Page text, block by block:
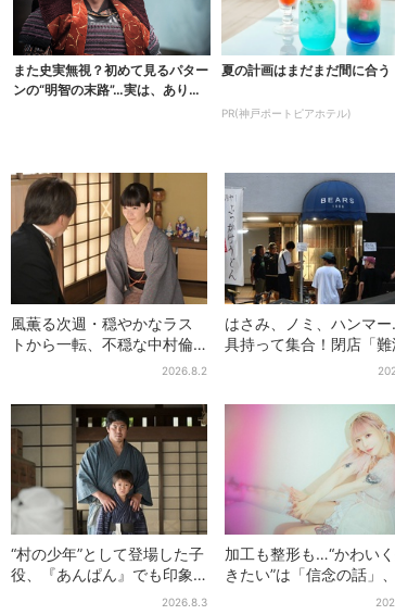
また史実無視？初めて見るパター
ンの“明智の末路”…実は、ありえ
夏の計画はまだまだ間に合う
PR(神戸ポートピアホテル)
風薫る次週・穏やかなラス
トから一転、不穏な中村倫
也の登場に視聴者期待「い
2026.8.2
はさみ、ノミ、ハンマ
具持って集合！閉店「難
ベアーズ」最終日400
い」
“村の少年”として登場した子
役、『あんぱん』でも印象
的だった…視聴者驚き「どう
2026.8.3
加工も整形も…“かわい
きたい”は「信念の話」
森靖子が新作に込めた